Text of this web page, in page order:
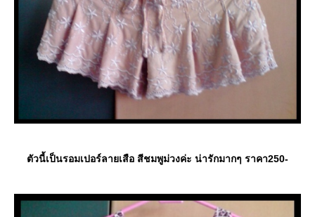
ตัวนี้เป็นรอมเปอร์ลายเสือ สีชมพูม่วงค่ะ น่ารักมากๆ ราคา250-